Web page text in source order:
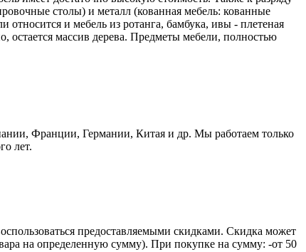
столы) и металл (кованная мебель: кованные
и мебель из ротанга, бамбука, ивы - плетеная
остается массив дерева. Предметы мебели, полностью
Франции, Германии, Китая и др. Мы работаем только
лет.
предоставляемыми скидками. Скидка может
на определенную сумму). При покупке на сумму: -от 50